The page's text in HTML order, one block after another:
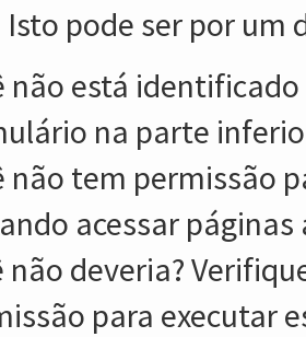
pode ser por um
não está
na parte
não tem permissão
acessar
não deveria?
para executar